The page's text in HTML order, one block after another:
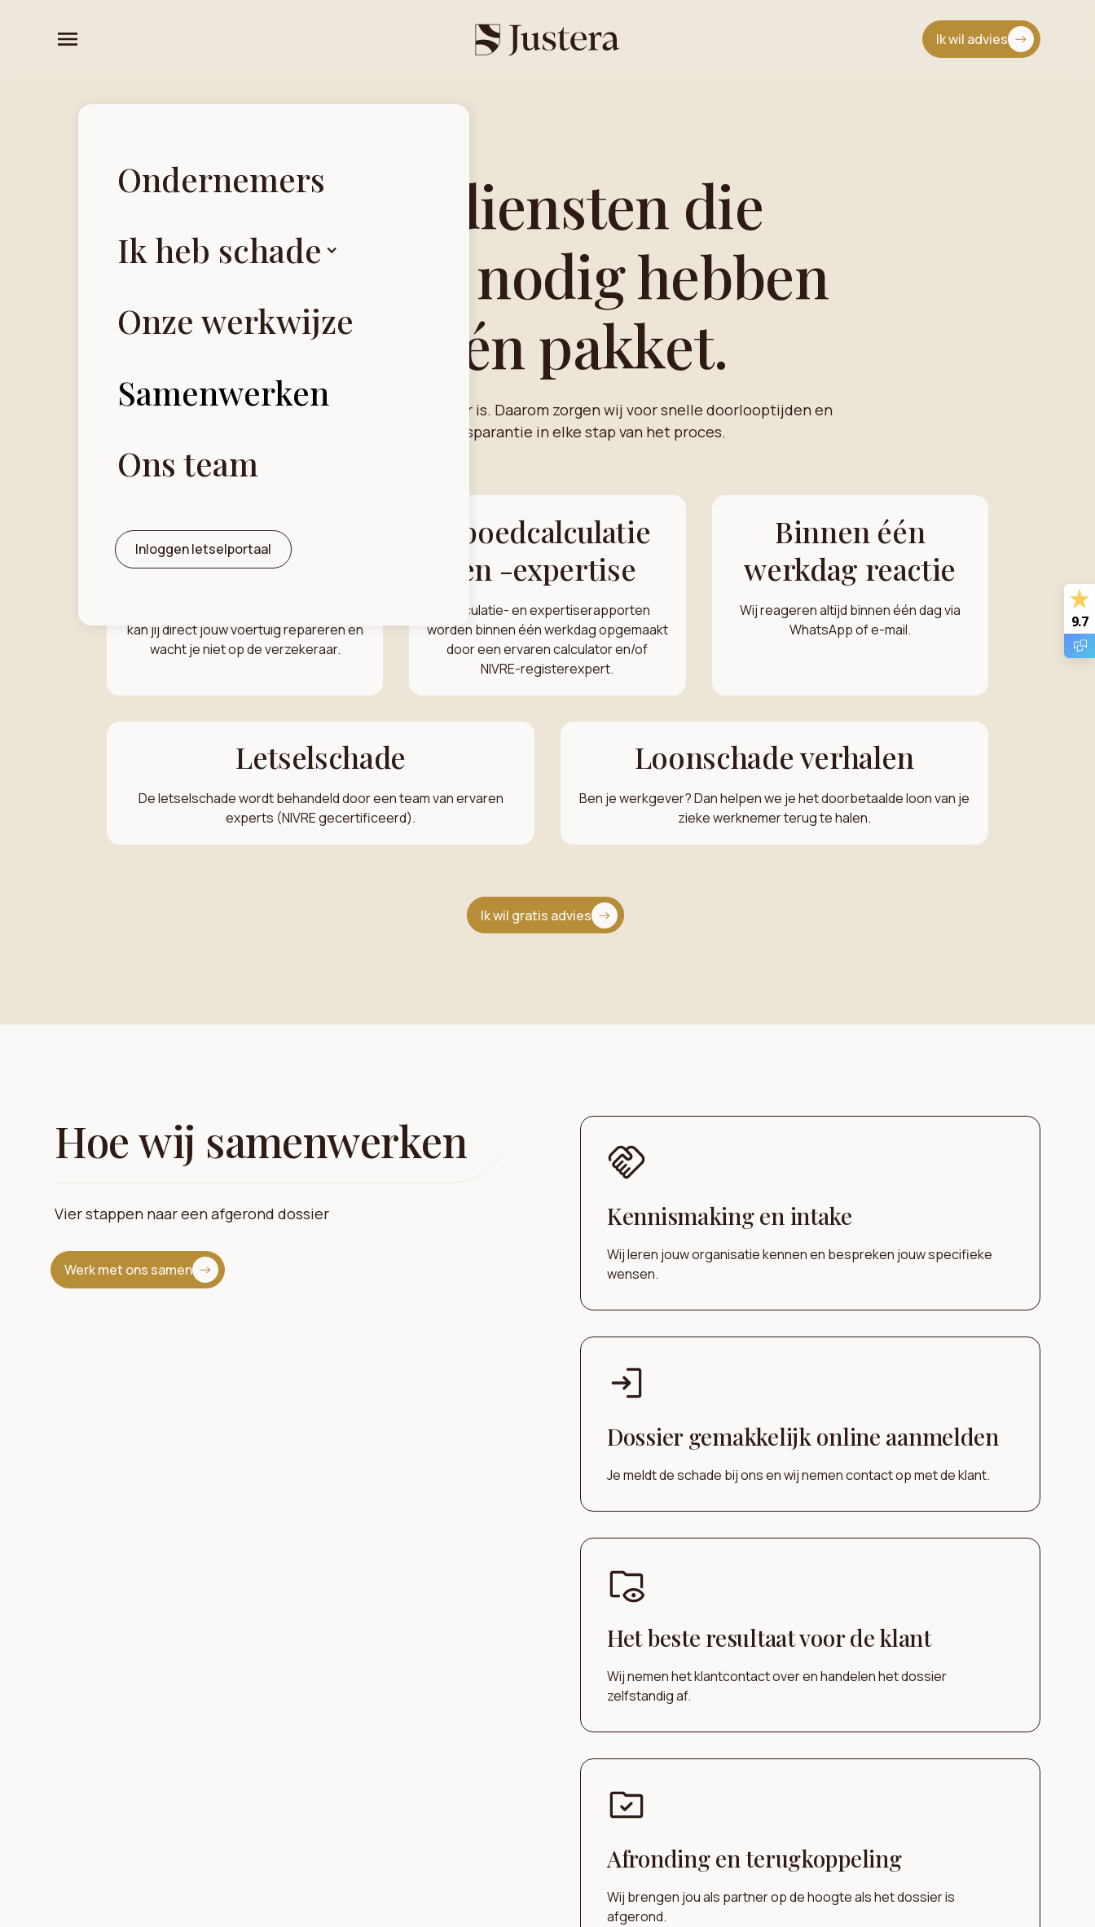
Ik wil advies
Ondernemers
Ik heb schade
Onze werkwijze
Samenwerken
Ons team
Inloggen letselportaal
9.7
Alle diensten die
klanten nodig hebben
in één pakket.
Wij begrijpen dat tijd kostbaar is. Daarom zorgen wij voor snelle doorlooptijden en
volledige transparantie in elke stap van het proces.
Vooruitbetaling
bij voertuigschade
kan jij direct jouw voertuig repareren en
wacht je niet op de verzekeraar.
Spoedcalculatie
en -expertise
Calculatie- en expertiserapporten
worden binnen één werkdag opgemaakt
door een ervaren calculator en/of
NIVRE-registerexpert.
Binnen één
werkdag reactie
Wij reageren altijd binnen één dag via
WhatsApp of e-mail.
Letselschade
De letselschade wordt behandeld door een team van ervaren
experts (NIVRE gecertificeerd).
Loonschade verhalen
Ben je werkgever? Dan helpen we je het doorbetaalde loon van je
zieke werknemer terug te halen.
Ik wil gratis advies
Hoe wij samenwerken
Vier stappen naar een afgerond dossier
Werk met ons samen
Kennismaking en intake
Wij leren jouw organisatie kennen en bespreken jouw specifieke
wensen.
Dossier gemakkelijk online aanmelden
Je meldt de schade bij ons en wij nemen contact op met de klant.
Het beste resultaat voor de klant
Wij nemen het klantcontact over en handelen het dossier
zelfstandig af.
Afronding en terugkoppeling
Wij brengen jou als partner op de hoogte als het dossier is
afgerond.